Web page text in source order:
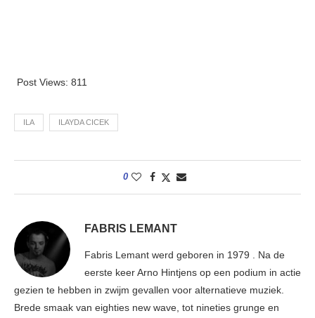
Post Views: 811
ILA ILAYDA CICEK
0
FABRIS LEMANT
Fabris Lemant werd geboren in 1979 . Na de
eerste keer Arno Hintjens op een podium in actie
gezien te hebben in zwijm gevallen voor alternatieve muziek.
Brede smaak van eighties new wave, tot nineties grunge en